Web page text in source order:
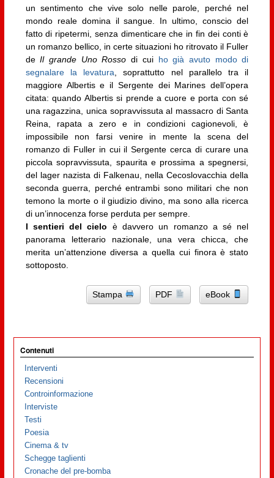
un sentimento che vive solo nelle parole, perché nel
mondo reale domina il sangue. In ultimo, conscio del
fatto di ripetermi, senza dimenticare che in fin dei conti è
un romanzo bellico, in certe situazioni ho ritrovato il Fuller
deIl grande Uno Rossodi cui ho già avuto modo di
segnalare la levatura , soprattutto nel parallelo tra il
maggiore Albertis e il Sergente dei Marines dell’opera
citata: quando Albertis si prende a cuore e porta con sé
una ragazzina, unica sopravvissuta al massacro di Santa
Reina, rapata a zero e in condizioni cagionevoli, è
impossibile non farsi venire in mente la scena del
romanzo di Fuller in cui il Sergente cerca di curare una
piccola sopravvissuta, spaurita e prossima a spegnersi,
del lager nazista di Falkenau, nella Cecoslovacchia della
seconda guerra, perché entrambi sono militari che non
temono la morte o il giudizio divino, ma sono alla ricerca
di un’innocenza forse perduta per sempre.
I sentieri del cielo è davvero un romanzo a sé nel
panorama letterario nazionale, una vera chicca, che
merita un’attenzione diversa a quella cui finora è stato
sottoposto.
Stampa PDF eBook
Contenuti
Interventi
Recensioni
Controinformazione
Interviste
Testi
Poesia
Cinema & tv
Schegge taglienti
Cronache del pre-bomba